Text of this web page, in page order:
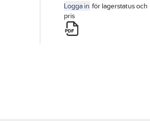
Logga in för lagerstatus och
pris